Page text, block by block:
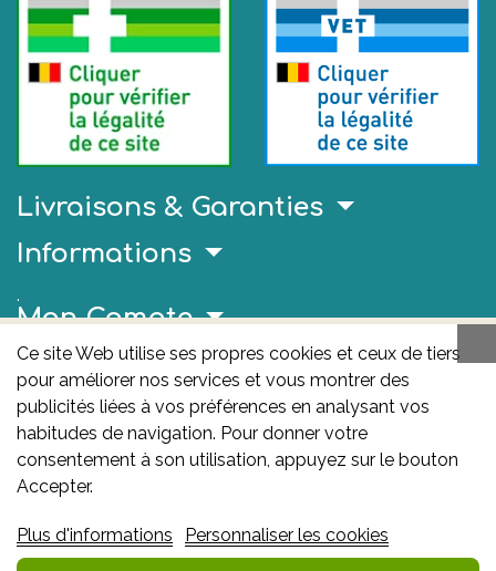
Livraisons & Garanties
Ce site Web utilise ses propres cookies et ceux de tiers
pour améliorer nos services et vous montrer des
publicités liées à vos préférences en analysant vos
habitudes de navigation. Pour donner votre
consentement à son utilisation, appuyez sur le bouton
Accepter.
Plus d'informations Personnaliser les cookies
Informations
.
Mon Compte
Liens Utiles
AFMPS
L'AFMPS est l’autorité compétente en matière de
médicaments et de produits de santé en Belgique. Ce
médicaments et des produits de santé – afmps
Avenue Galilée 5/03 1210 Bruxelles